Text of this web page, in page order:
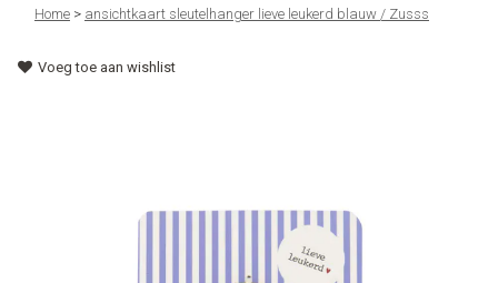
VADERDAG
SOLDEN
Home > ansichtkaart sleutelhanger lieve leukerd blauw / Zusss
Voeg toe aan wishlist